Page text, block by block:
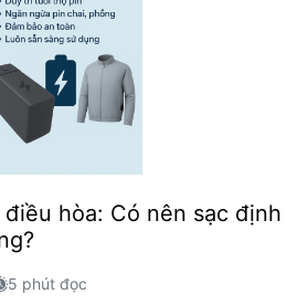
hòa: Có nên sạc định
5 phút đọc